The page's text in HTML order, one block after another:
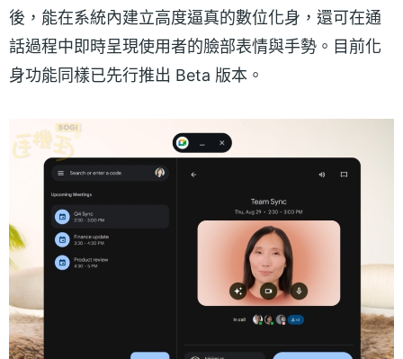
後，能在系統內建立高度逼真的數位化身，還可在通
話過程中即時呈現使用者的臉部表情與手勢。目前化
身功能同樣已先行推出 Beta 版本。